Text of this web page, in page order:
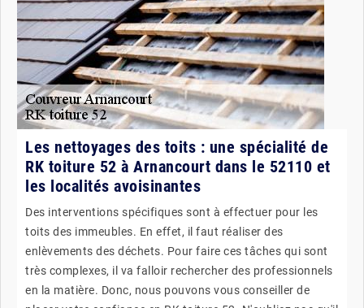
Les nettoyages des toits : une spécialité de
RK toiture 52 à Arnancourt dans le 52110 et
les localités avoisinantes
Des interventions spécifiques sont à effectuer pour les
toits des immeubles. En effet, il faut réaliser des
enlèvements des déchets. Pour faire ces tâches qui sont
très complexes, il va falloir rechercher des professionnels
en la matière. Donc, nous pouvons vous conseiller de